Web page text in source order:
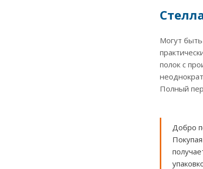
Могут
полок с
Полный
Добро